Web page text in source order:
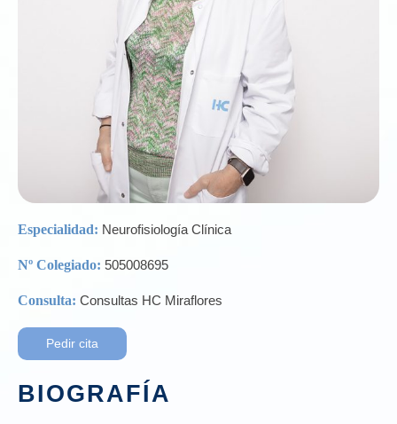
Especialidad: Neurofisiología Clínica
Nº Colegiado: 505008695
Consulta: Consultas HC Miraflores
Pedir cita
BIOGRAFÍA